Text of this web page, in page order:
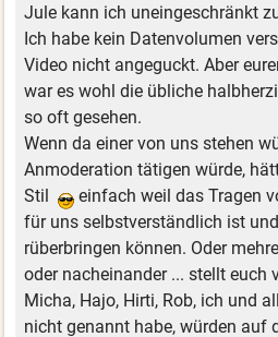
Jule kann ich uneingeschränkt
Ich habe kein Datenvolumen
Video nicht angeguckt. Aber
war es wohl die übliche
so oft gesehen.
Wenn da einer von uns stehen
Anmoderation tätigen würde,
Stil
einfach weil das Tragen
für uns selbstverständlich ist
rüberbringen können. Oder
oder nacheinander ... stellt euch
Micha, Hajo, Hirti, Rob, ich und
nicht genannt habe, würden auf